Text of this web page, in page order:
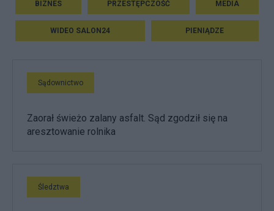
BIZNES PRZESTĘPCZOŚĆ MEDIA
WIDEO SALON24 PIENIĄDZE
Sądownictwo
Zaorał świeżo zalany asfalt. Sąd zgodził się na
aresztowanie rolnika
Śledztwa